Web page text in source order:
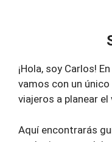
¡Hola, soy Carlos!
vamos con un
viajeros a planear
Aquí encontrarás